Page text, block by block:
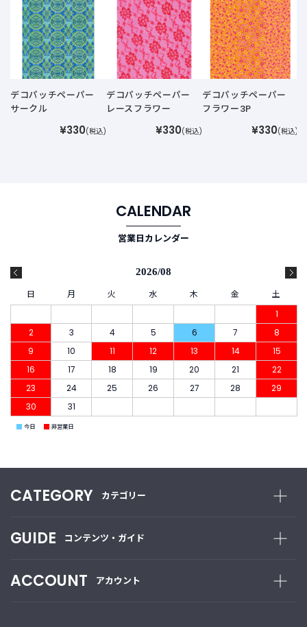
デコパッチペーパー
サークル
¥330(税込)
デコパッチペーパー
レースフラワー
¥330(税込)
デコパッチペーパー
フラワー3P
¥330(税込)
CALENDAR
営業日カレンダー
2026/08
日 月 火 水 木 金
土
1
2
3 4 5 6 7
8
9
10 11 12 13 14
15
16
17 18 19 20 21
22
23
24 25 26 27 28
29
30
31
■ 今日 ■ 非営業日
CATEGORY カテゴリー
GUIDE コンテンツ・ガイド
ACCOUNT アカウント